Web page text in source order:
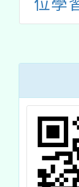
位學
案」
習